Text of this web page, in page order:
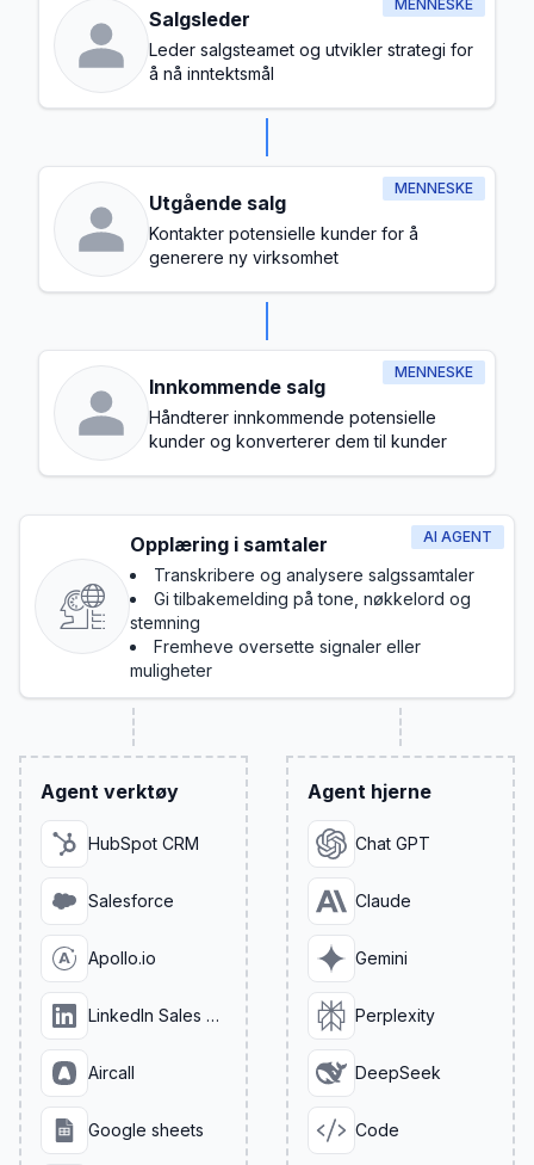
MENNESKE
Salgsleder
Leder salgsteamet og utvikler strategi for
å nå inntektsmål
MENNESKE
Utgående salg
Kontakter potensielle kunder for å
generere ny virksomhet
MENNESKE
Innkommende salg
Håndterer innkommende potensielle
kunder og konverterer dem til kunder
AI AGENT
Opplæring i samtaler
Transkribere og analysere salgssamtaler
Gi tilbakemelding på tone, nøkkelord og
stemning
Fremheve oversette signaler eller
muligheter
Agent verktøy
HubSpot CRM
Salesforce
Apollo.io
LinkedIn Sales Navigator
Aircall
Google sheets
Agent hjerne
Chat GPT
Claude
Gemini
Perplexity
DeepSeek
Code